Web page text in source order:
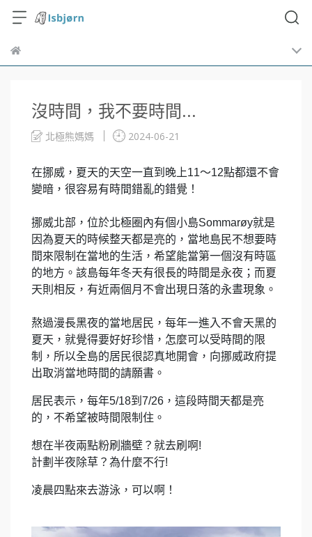
沒時間，我不要時間...
北極熊媽媽 2024-06-21
在挪威，夏天的天空一直到晚上11～12點都還不會
變暗，很容易有時間錯亂的錯覺！
挪威北部，位於北極圈內有個小島Sommarøy就是
因為夏天的時候整天都是亮的，當地島民不想要時
間來限制在當地的生活，希望能當第一個沒有時區
的地方。該島每年冬天有很長的時間是永夜；而夏
天則相反，有近兩個月不會出現日落的永晝現象。
熬過漫長黑夜的當地居民，每年一進入不會天黑的
夏天，就覺得要好好珍惜，怎麼可以受時間的限
制，所以全島的居民很認真地開會，向挪威政府提
出取消當地時間的請願書。
居民表示，每年5/18到7/26，這段時間天都是亮
的，不希望被時間限制住。
想在半夜兩點粉刷牆壁？就去刷啊!
計劃半夜除草？為什麼不行!
凌晨四點來去游泳，可以啊！